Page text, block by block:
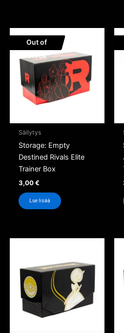
Out of
Stock
Säilytys
Storage: Empty
Destined Rivals Elite
Trainer Box
3,00€
Lue lisää